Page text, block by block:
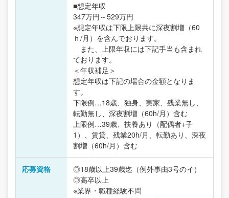
■想定年収
347万円～529万円
※想定年収は下限上限共に深夜割増（60
ｈ/月）を含んでおります。
また、上限年収には下記手当も含まれ
ております。
＜年収補足＞
想定年収は下記の場合の金額となりま
す。
下限例…18歳、独身、実家、残業無し、
転勤無し、深夜割増（60h/月）含む
上限例…39歳、扶養あり（配偶者+子
1）、賃貸、残業20h/月、転勤あり、深夜
割増（60h/月）含む
応募資格
◎18歳以上39歳迄（例外事由3号のイ）
◎高卒以上
※業界・職種経験不問